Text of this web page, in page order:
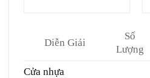
Diễn Giải
Số
Lượng
Cửa nhựa